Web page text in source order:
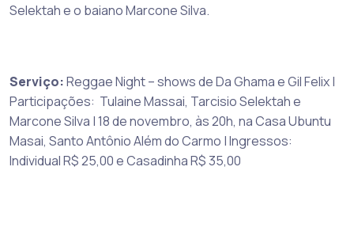
Selektah e o baiano Marcone Silva.
Serviço:Reggae Night – shows de Da Ghama e Gil Felix |
Participações: Tulaine Massai, Tarcisio Selektah e
Marcone Silva | 18 de novembro, às 20h, na Casa Ubuntu
Masai, Santo Antônio Além do Carmo | Ingressos:
Individual R$ 25,00 e Casadinha R$ 35,00